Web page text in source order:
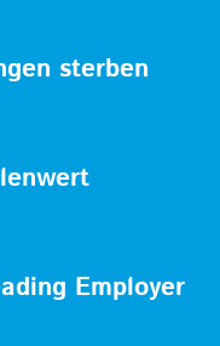
sterben
Employer